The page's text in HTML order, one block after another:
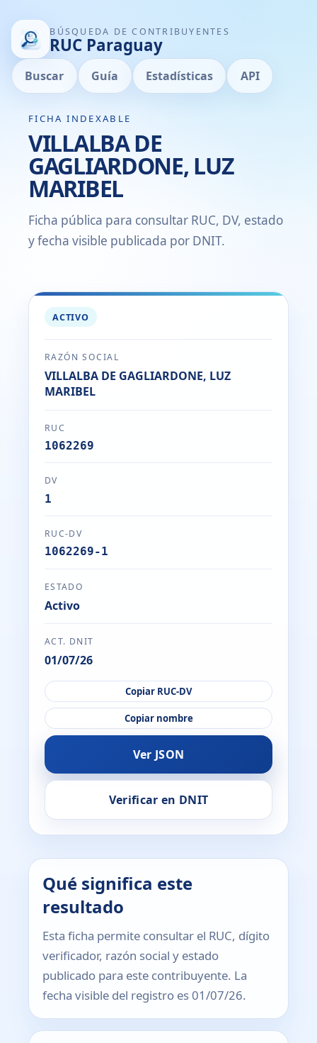
BÚSQUEDA DE CONTRIBUYENTES
RUC Paraguay
Buscar Guía Estadísticas API
FICHA INDEXABLE
VILLALBA DE
GAGLIARDONE, LUZ
MARIBEL
Ficha pública para consultar RUC, DV, estado
y fecha visible publicada por DNIT.
ACTIVO
RAZÓN SOCIAL
VILLALBA DE GAGLIARDONE, LUZ
MARIBEL
RUC
1062269
DV
1
RUC-DV
1062269-1
ESTADO
Activo
ACT. DNIT
01/07/26
Copiar RUC-DV
Copiar nombre
Ver JSON
Verificar en DNIT
Qué significa este
resultado
Esta ficha permite consultar el RUC, dígito
verificador, razón social y estado
publicado para este contribuyente. La
fecha visible del registro es 01/07/26.